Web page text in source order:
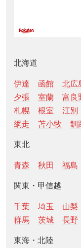
北海道
伊達 函館 北広
夕張
室蘭 富良
札幌
根室 江別
網走
苫小牧 釧
東北
青森 秋田 福島
関東・甲信越
千葉 埼玉 山梨
群馬
茨城 長野
東海・北陸